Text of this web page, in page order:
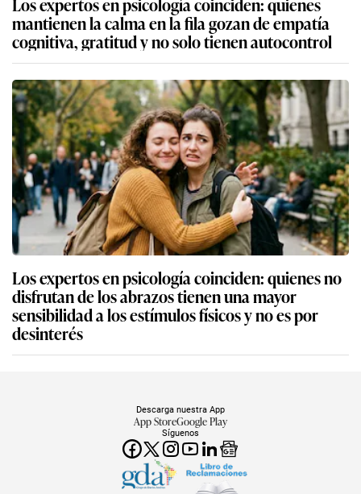
mantienen la calma en la fila gozan de empatía
cognitiva, gratitud y no solo tienen autocontrol
Los expertos en psicología coinciden: quienes no
disfrutan de los abrazos tienen una mayor
sensibilidad a los estímulos físicos y no es por
desinterés
Síguenos
Descarga nuestra App
App StoreGoogle Play